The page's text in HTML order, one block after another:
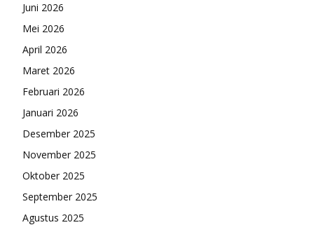
Juni 2026
Mei 2026
April 2026
Maret 2026
Februari 2026
Januari 2026
Desember 2025
November 2025
Oktober 2025
September 2025
Agustus 2025